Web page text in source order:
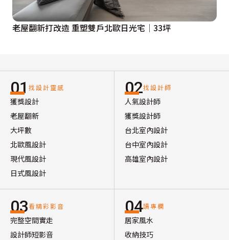
老屋翻新打改造 重塑雙戶北歐日光宅│33坪
01 找設計靈感
獲獎設計
老屋翻新
大坪數
北歐風設計
現代風設計
日式風設計
02找設計師
人氣設計師
獲獎設計師
台北室內設計
台中室內設計
高雄室內設計
03看精彩影音
完整空間實走
設計師短影音
04讀專欄
居家風水
收納技巧